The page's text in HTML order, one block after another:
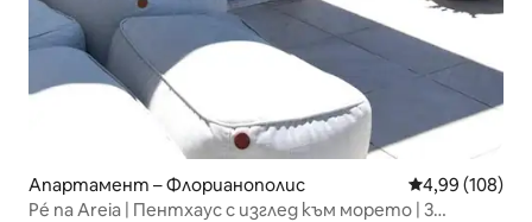
Апартамент – Флорианополис Средна
4,99 (108)
Pé na Areia | Пентхаус с изглед към морето | 3